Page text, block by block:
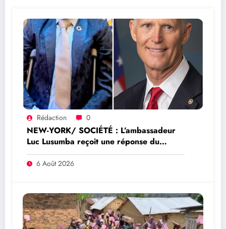
Rédaction 0
NEW-YORK/ SOCIÉTÉ : L’ambassadeur
Luc Lusumba reçoit une réponse du
sénateur Rick Scott sur la protection du
programme Medicaid
6 Août 2026